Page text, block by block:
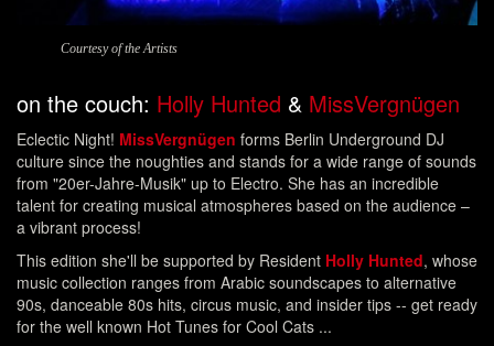
Courtesy of the Artists
on the couch: Holly Hunted & MissVergnügen
Eclectic Night! MissVergnügen forms Berlin Underground DJ
culture since the noughties and stands for a wide range of sounds
from "20er-Jahre-Musik" up to Electro. She has an incredible
talent for creating musical atmospheres based on the audience –
a vibrant process!
This edition she'll be supported by Resident Holly Hunted, whose
music collection ranges from Arabic soundscapes to alternative
90s, danceable 80s hits, circus music, and insider tips -- get ready
for the well known Hot Tunes for Cool Cats ...